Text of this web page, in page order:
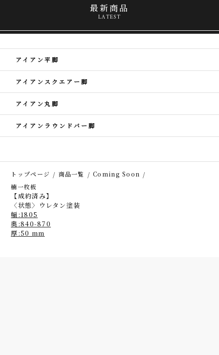
最新商品
LATEST
アイアン平脚
アイアンスクエアー脚
アイアン丸脚
アイアンラウンドバー脚
トップページ 商品一覧
Coming Soon
楠一枚板
【成約済み】
〈状態〉ウレタン塗装
幅:1805
奥:840-870
厚:50 mm